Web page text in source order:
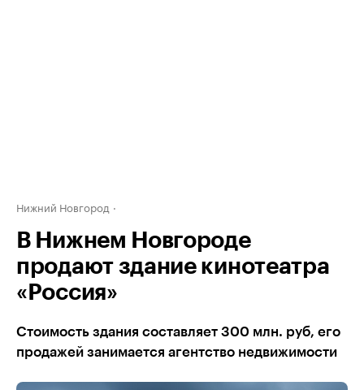
Нижний Новгород
В Нижнем Новгороде
продают здание кинотеатра
«Россия»
Стоимость здания составляет 300 млн. руб, его
продажей занимается агентство недвижимости